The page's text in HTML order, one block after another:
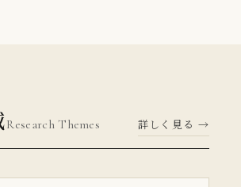
Research Themes 詳しく見る →